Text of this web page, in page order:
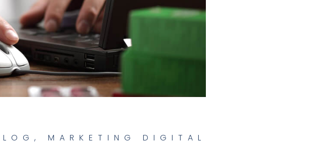
, MARKETING DIGITAL